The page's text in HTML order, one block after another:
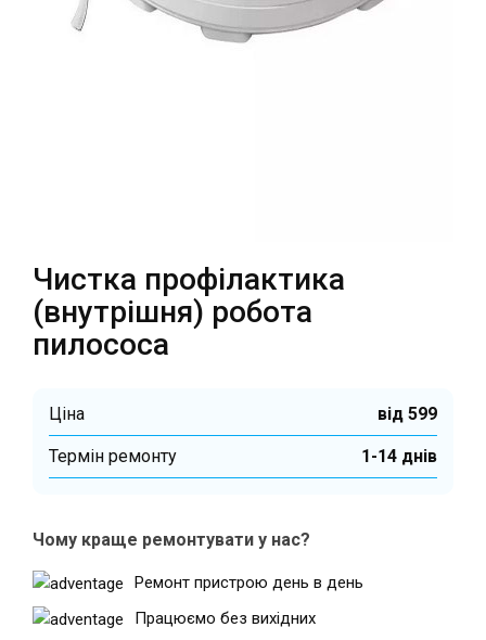
Дарниця
Чистка профілактика
(внутрішня) робота
пилососа
Ціна від 599
Термін ремонту 1-14 днів
Чому краще ремонтувати у нас?
Ремонт пристрою день в день
Працюємо без вихідних